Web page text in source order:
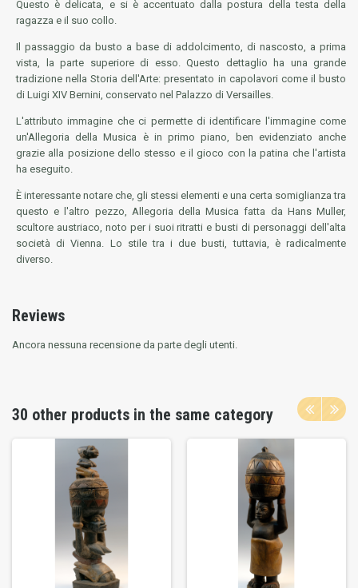
Questo è delicata, e si è accentuato dalla postura della testa della
ragazza e il suo collo.
Il passaggio da busto a base di addolcimento, di nascosto, a prima
vista, la parte superiore di esso. Questo dettaglio ha una grande
tradizione nella Storia dell'Arte: presentato in capolavori come il busto
di Luigi XIV Bernini, conservato nel Palazzo di Versailles.
L'attributo immagine che ci permette di identificare l'immagine come
un'Allegoria della Musica è in primo piano, ben evidenziato anche
grazie alla posizione dello stesso e il gioco con la patina che l'artista
ha eseguito.
È interessante notare che, gli stessi elementi e una certa somiglianza tra
questo e l'altro pezzo, Allegoria della Musica fatta da Hans Muller,
scultore austriaco, noto per i suoi ritratti e busti di personaggi dell'alta
società di Vienna. Lo stile tra i due busti, tuttavia, è radicalmente
diverso.
Reviews
Ancora nessuna recensione da parte degli utenti.
30 other products in the same category